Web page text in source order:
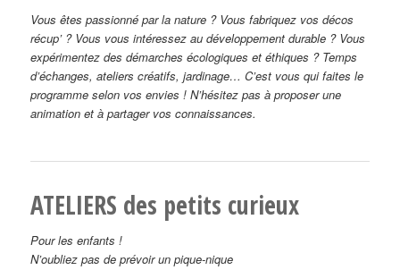
Vous êtes passionné par la nature ? Vous fabriquez vos décos
récup’ ? Vous vous intéressez au développement durable ? Vous
expérimentez des démarches écologiques et éthiques ? Temps
d’échanges, ateliers créatifs, jardinage… C’est vous qui faites le
programme selon vos envies ! N’hésitez pas à proposer une
animation et à partager vos connaissances.
ATELIERS des petits curieux
Pour les enfants !
N’oubliez pas de prévoir un pique-nique